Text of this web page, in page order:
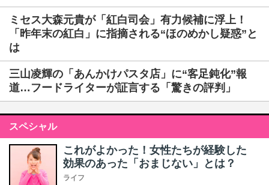
ミセス大森元貴が「紅白司会」有力候補に浮上！
「昨年末の紅白」に指摘される“ほのめかし疑惑”と
は
三山凌輝の「あんかけパスタ店」に“客足鈍化”報
道…フードライターが証言する「驚きの評判」
スペシャル
これがよかった！女性たちが経験した
効果のあった「おまじない」とは？
ライフ